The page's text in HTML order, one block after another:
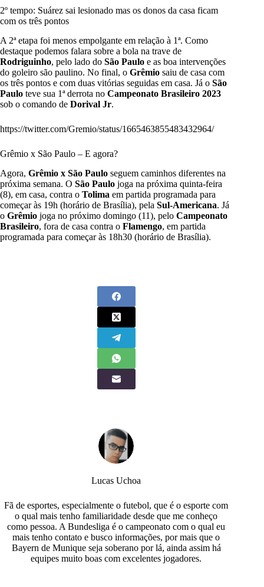
2º tempo: Suárez sai lesionado mas os donos da casa ficam
com os três pontos
A 2ª etapa foi menos empolgante em relação à 1ª. Como
destaque podemos falara sobre a bola na trave de
Rodriguinho, pelo lado do São Paulo e as boa intervenções
do goleiro são paulino. No final, o Grêmio saiu de casa com
os três pontos e com duas vitórias seguidas em casa. Já o São
Paulo teve sua 1ª derrota no Campeonato Brasileiro 2023
sob o comando de Dorival Jr.
https://twitter.com/Gremio/status/1665463855483432964/
Grêmio x São Paulo – E agora?
Agora, Grêmio x São Paulo seguem caminhos diferentes na
próxima semana. O São Paulo joga na próxima quinta-feira
(8), em casa, contra o Tolima em partida programada para
começar às 19h (horário de Brasília), pela Sul-Americana. Já
o Grêmio joga no próximo domingo (11), pelo Campeonato
Brasileiro, fora de casa contra o Flamengo, em partida
programada para começar às 18h30 (horário de Brasília).
Lucas Uchoa
Fã de esportes, especialmente o futebol, que é o esporte com
o qual mais tenho familiaridade desde que me conheço
como pessoa. A Bundesliga é o campeonato com o qual eu
mais tenho contato e busco informações, por mais que o
Bayern de Munique seja soberano por lá, ainda assim há
equipes muito boas com excelentes jogadores.